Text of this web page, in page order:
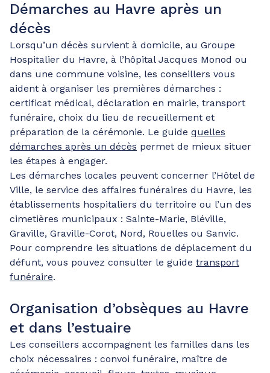
Démarches au Havre après un
décès
Lorsqu’un décès survient à domicile, au Groupe
Hospitalier du Havre, à l’hôpital Jacques Monod ou
dans une commune voisine, les conseillers vous
aident à organiser les premières démarches :
certificat médical, déclaration en mairie, transport
funéraire, choix du lieu de recueillement et
préparation de la cérémonie. Le guide quelles
démarches après un décès permet de mieux situer
les étapes à engager.
Les démarches locales peuvent concerner l’Hôtel de
Ville, le service des affaires funéraires du Havre, les
établissements hospitaliers du territoire ou l’un des
cimetières municipaux : Sainte-Marie, Bléville,
Graville, Graville-Corot, Nord, Rouelles ou Sanvic.
Pour comprendre les situations de déplacement du
défunt, vous pouvez consulter le guide transport
funéraire.
Organisation d’obsèques au Havre
et dans l’estuaire
Les conseillers accompagnent les familles dans les
choix nécessaires : convoi funéraire, maître de